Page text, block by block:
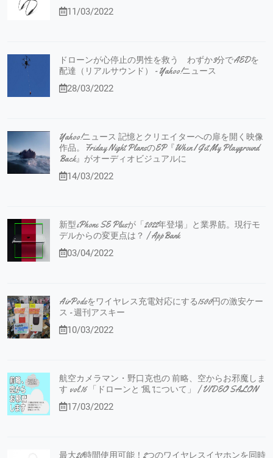
11/03/2022
ドローンが心停止の男性を救う わずか3分でAEDを
配達（リアルサウンド） - Yahoo!ニュース
28/03/2022
Yahoo!ニュース 記憶とクリエイターへの扉を開く映像
作品。Friday Night PlansのEP『When I Get My Playground
Back』がオーディオビジュアルに
14/03/2022
新型iPhone SE Plusが「2022年登場」と業界筋。現行モ
デルからの変更点は？ | AppBank
03/04/2022
AirPodsをワイヤレス充電対応にする1500円の激安ケー
ス - 週刊アスキー
10/03/2022
航空カメラマン・野口克也の 前略、空からお邪魔しま
す vol.16 「ドローンと”風”について」 | VIDEO SALON
17/03/2022
最大20時間使用可能！2つのワイヤレスイヤホンを同時